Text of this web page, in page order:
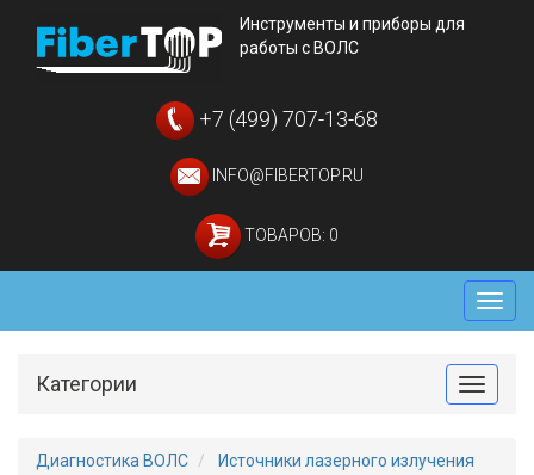
Инструменты и приборы для
работы с ВОЛС
+7 (499) 707-13-68
INFO@FIBERTOP.RU
ТОВАРОВ: 0
Меню
Toggle
Категории
Диагностика ВОЛС
Источники лазерного излучения